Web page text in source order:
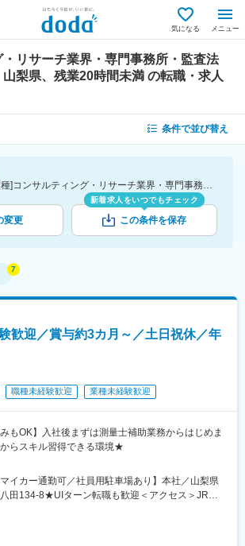
気になる メニュー
リサーチ業界・専門事務所・監査法
山梨県、残業20時間未満 の転職・求人
条件で並び替え
[勤務地]山梨県 [業種]コンサルティング・リサーチ業界・専門事務所・監査法人・税理士法人 [詳細条件](休日・働き方)残業20時間未満
変更
新着求人をいつでもチェック
この条件を保存
歓迎／賞与約3カ月～／土日祝休／年
職種未経験歓迎 業種未経験歓迎
みもOK】入社後まずは測量士補助業務からはじめま
らスキル習得できる環境★
マイカー通勤可／社員用駐車場あり】本社／山梨県
田134-8★UIターン転職も歓迎＜アクセス＞JR中
温泉駅」より徒歩20分※社員用駐車場あり※受動喫煙
禁煙）